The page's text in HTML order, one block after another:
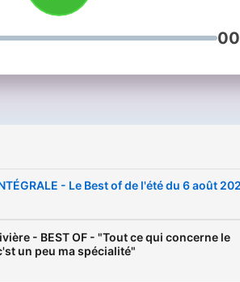
- Le Best of de l'été du 6 août
- BEST OF - "Tout ce qui concerne le
un peu ma spécialité"